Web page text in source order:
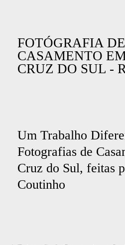
FOTÓGRAFIA DE
CASAMENTO
CRUZ DO SUL -
Um Trabalho
Fotografias de
Cruz do Sul, feitas
Coutinho